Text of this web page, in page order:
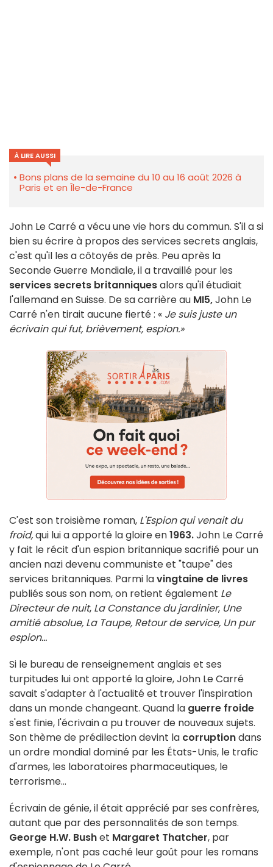
À LIRE AUSSI
Bons plans de la semaine du 10 au 16 août 2026 à
Paris et en Île-de-France
John Le Carré a vécu une vie hors du commun. S'il a si
bien su écrire à propos des services secrets anglais,
c'est qu'il les a côtoyés de près. Peu après la
Seconde Guerre Mondiale, il a travaillé pour les
services secrets britanniquesalors qu'il étudiait
l'allemand en Suisse. De sa carrière au MI5,John Le
Carré n'en tirait aucune fierté : « Je suis juste un
écrivain qui fut, brièvement, espion.»
C'est son troisième roman, L'Espion qui venait du
froid,qui lui a apporté la gloire en1963.John Le Carré
y fait le récit d'un espion britannique sacrifié pour un
ancien nazi devenu communiste et "taupe" des
services britanniques. Parmi lavingtaine de livres
publiés sous son nom, on retient également Le
Directeur de nuit, La Constance du jardinier, Une
amitié absolue, La Taupe, Retour de service, Un pur
espion...
Si le bureau de renseignement anglais et ses
turpitudes lui ont apporté la gloire, John Le Carré
savait s'adapter à l'actualité et trouver l'inspiration
dans un monde changeant. Quand la guerre froide
s'est finie, l'écrivain a pu trouver de nouveaux sujets.
Son thème de prédilection devint la corruptiondans
un ordre mondial dominé par les États-Unis, le trafic
d'armes, les laboratoires pharmaceutiques, le
terrorisme...
Écrivain de génie, il était apprécié par ses confrères,
autant que par des personnalités de son temps.
George H.W. Bushet Margaret Thatcher, par
exemple, n'ont pas caché leur goût pour les romans